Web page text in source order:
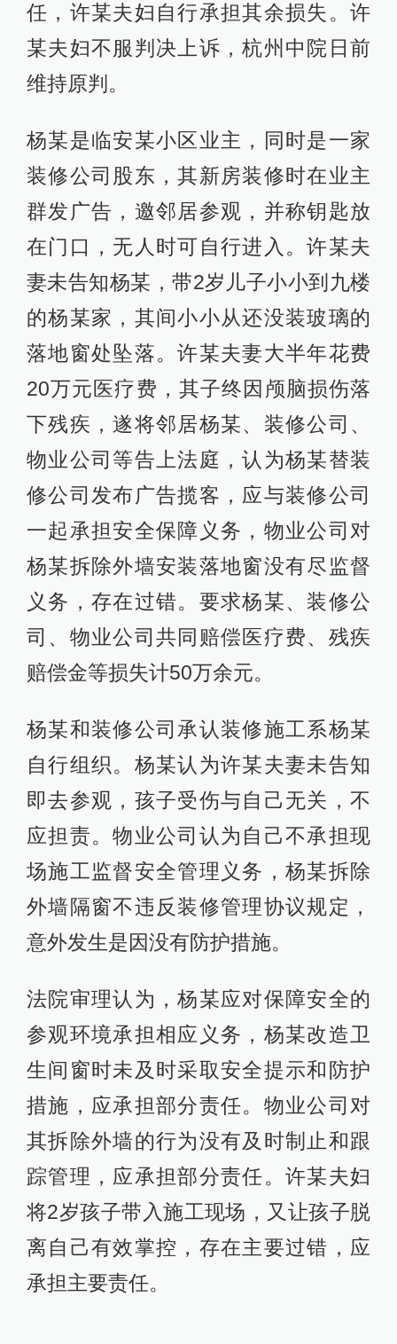
任，许某夫妇自行承担其余损失。许
某夫妇不服判决上诉，杭州中院日前
维持原判。
杨某是临安某小区业主，同时是一家
装修公司股东，其新房装修时在业主
群发广告，邀邻居参观，并称钥匙放
在门口，无人时可自行进入。许某夫
妻未告知杨某，带2岁儿子小小到九楼
的杨某家，其间小小从还没装玻璃的
落地窗处坠落。许某夫妻大半年花费
20万元医疗费，其子终因颅脑损伤落
下残疾，遂将邻居杨某、装修公司、
物业公司等告上法庭，认为杨某替装
修公司发布广告揽客，应与装修公司
一起承担安全保障义务，物业公司对
杨某拆除外墙安装落地窗没有尽监督
义务，存在过错。要求杨某、装修公
司、物业公司共同赔偿医疗费、残疾
赔偿金等损失计50万余元。
杨某和装修公司承认装修施工系杨某
自行组织。杨某认为许某夫妻未告知
即去参观，孩子受伤与自己无关，不
应担责。物业公司认为自己不承担现
场施工监督安全管理义务，杨某拆除
外墙隔窗不违反装修管理协议规定，
意外发生是因没有防护措施。
法院审理认为，杨某应对保障安全的
参观环境承担相应义务，杨某改造卫
生间窗时未及时采取安全提示和防护
措施，应承担部分责任。物业公司对
其拆除外墙的行为没有及时制止和跟
踪管理，应承担部分责任。许某夫妇
将2岁孩子带入施工现场，又让孩子脱
离自己有效掌控，存在主要过错，应
承担主要责任。